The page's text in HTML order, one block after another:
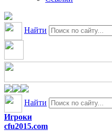
Найти
Найти
Игроки
cfu2015.com